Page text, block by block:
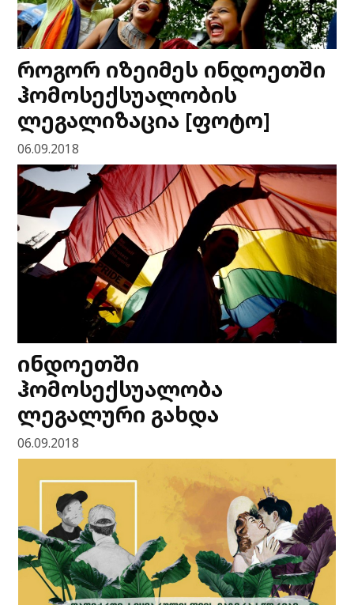
როგორ იზეიმეს ინდოეთში
ჰომოსექსუალობის
ლეგალიზაცია [ფოტო]
06.09.2018
ინდოეთში
ჰომოსექსუალობა
ლეგალური გახდა
06.09.2018